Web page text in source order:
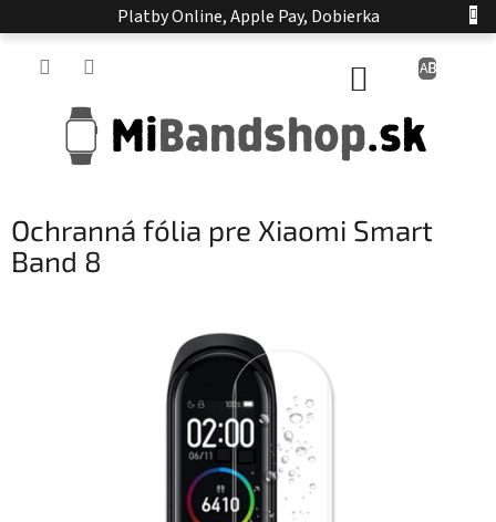
na
Platby Online, Apple Pay, Dobierka
NÁKUPNÝ
Ochranná fólia pre Xiaomi Smart
Band 8